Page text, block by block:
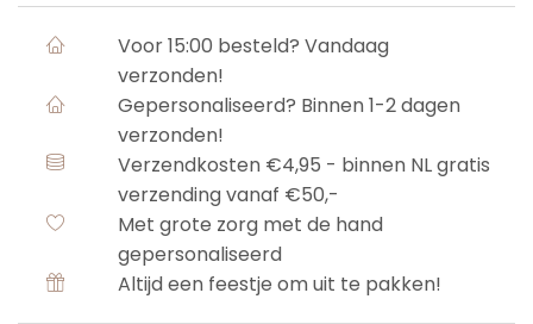
Voor 15:00 besteld? Vandaag
verzonden!
Gepersonaliseerd? Binnen 1-2 dagen
verzonden!
Verzendkosten €4,95 - binnen NL gratis
verzending vanaf €50,-
Met grote zorg met de hand
gepersonaliseerd
Altijd een feestje om uit te pakken!